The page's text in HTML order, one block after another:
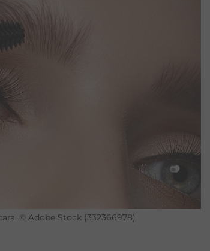
© Adobe Stock (332366978)